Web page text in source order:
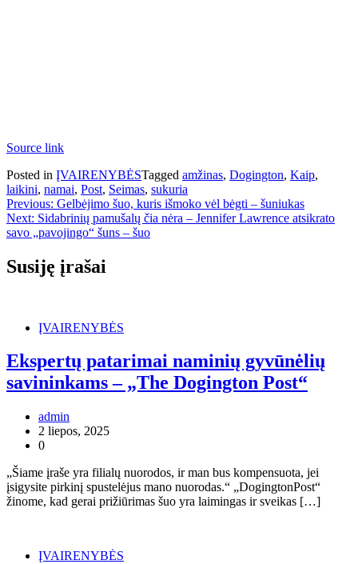
Source link
Posted in ĮVAIRENYBĖSTagged amžinas, Dogington, Kaip,
laikini, namai, Post, Seimas, sukuria
Navigacija
tarp
Previous: Gelbėjimo šuo, kuris išmoko vėl bėgti – šuniukas
Next: Sidabrinių pamušalų čia nėra – Jennifer Lawrence atsikrato
savo „pavojingo“ šuns – šuo
Susiję įrašai
ĮVAIRENYBĖS
Ekspertų patarimai naminių gyvūnėlių
savininkams – „The Dogington Post“
admin
2 liepos, 2025
0
„Šiame įraše yra filialų nuorodos, ir man bus kompensuota, jei
įsigysite pirkinį spustelėjus mano nuorodas.“ „DogingtonPost“
žinome, kad gerai prižiūrimas šuo yra laimingas ir sveikas […]
ĮVAIRENYBĖS